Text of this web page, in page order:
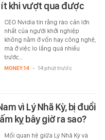
ít khi vượt qua được
CEO Nvidia tin rằng rào cản lớn
nhất của người khởi nghiệp
không nằm ở vốn hay công nghệ,
mà ở việc lo lắng quá nhiều
trước…
MONEY.14 - 14 phút trước
vì Lý Nhã Kỳ, bị đuổi
kỵ bây giờ ra sao?
Mối quan hệ giữa Lý Nhã Kỳ và